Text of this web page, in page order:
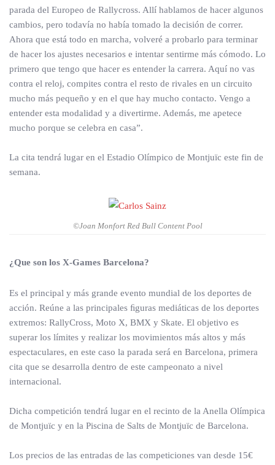
parada del Europeo de Rallycross. Allí hablamos de hacer algunos
cambios, pero todavía no había tomado la decisión de correr.
Ahora que está todo en marcha, volveré a probarlo para terminar
de hacer los ajustes necesarios e intentar sentirme más cómodo. Lo
primero que tengo que hacer es entender la carrera. Aquí no vas
contra el reloj, compites contra el resto de rivales en un circuito
mucho más pequeño y en el que hay mucho contacto. Vengo a
entender esta modalidad y a divertirme. Además, me apetece
mucho porque se celebra en casa”.
La cita tendrá lugar en el Estadio Olímpico de Montjuïc este fin de
semana.
©Joan Monfort Red Bull Content Pool
¿Que son los X-Games Barcelona?
Es el principal y más grande evento mundial de los deportes de
acción. Reúne a las principales ﬁguras mediáticas de los deportes
extremos: RallyCross, Moto X, BMX y Skate. El objetivo es
superar los límites y realizar los movimientos más altos y más
espectaculares, en este caso la parada será en Barcelona, primera
cita que se desarrolla dentro de este campeonato a nivel
internacional.
Dicha competición tendrá lugar en el recinto de la Anella Olímpica
de Montjuïc y en la Piscina de Salts de Montjuïc de Barcelona.
Los precios de las entradas de las competiciones van desde 15€